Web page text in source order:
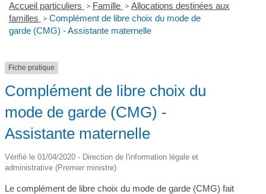
Accueil particuliers > Famille > Allocations destinées aux
familles > Complément de libre choix du mode de
garde (CMG) - Assistante maternelle
Fiche pratique
Complément de libre choix du
mode de garde (CMG) -
Assistante maternelle
Vérifié le 01/04/2020 - Direction de l'information légale et
administrative (Premier ministre)
Le complément de libre choix du mode de garde (CMG) fait